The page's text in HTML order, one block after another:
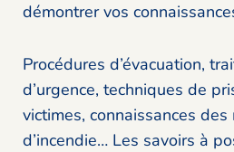
démontrer vos
Procédures d’évacuation,
d’urgence, techniques de
victimes, connaissances
d’incendie… Les savoirs à